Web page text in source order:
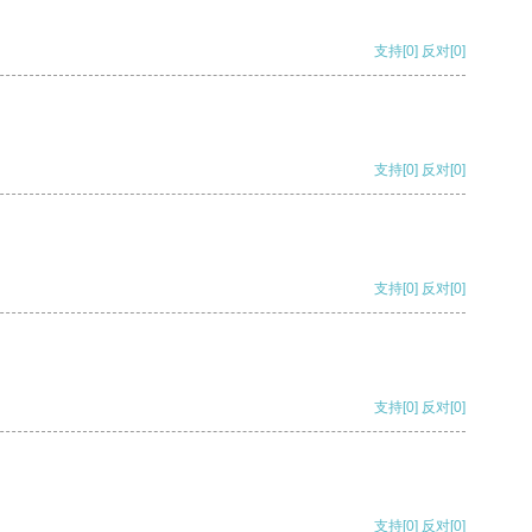
支持[0] 反对[0]
支持[0] 反对[0]
支持[0] 反对[0]
支持[0] 反对[0]
支持[0] 反对[0]